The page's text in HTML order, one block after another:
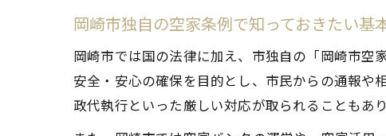
岡崎市独自の空家条例で知っておきたい基
岡崎市では国の法律に加え、市独自の「岡崎市空
安全・安心の確保を目的とし、市民からの通報や
政代執行といった厳しい対応が取られることもあり